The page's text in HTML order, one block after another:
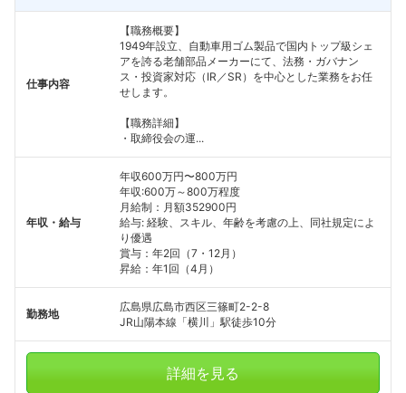
仕事内容
【職務概要】
1949年設立、自動車用ゴム製品で国内トップ級シェ
アを誇る老舗部品メーカーにて、法務・ガバナン
ス・投資家対応（IR／SR）を中心とした業務をお任
せします。
【職務詳細】
・取締役会の運...
年収・給与
年収600万円〜800万円
年収:600万～800万程度
月給制：月額352900円
給与: 経験、スキル、年齢を考慮の上、同社規定によ
り優遇
賞与：年2回（7・12月）
昇給：年1回（4月）
勤務地
広島県広島市西区三篠町2-2-8
JR山陽本線「横川」駅徒歩10分
詳細を見る